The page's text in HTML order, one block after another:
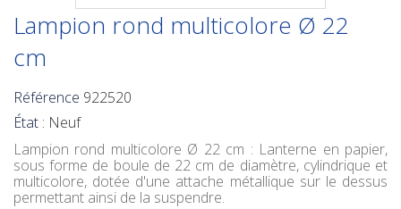
Lampion rond multicolore Ø 22
cm
Référence 922520
État : Neuf
Lampion rond multicolore Ø 22 cm : Lanterne en papier,
sous forme de boule de 22 cm de diamètre, cylindrique et
multicolore, dotée d'une attache métallique sur le dessus
permettant ainsi de la suspendre.